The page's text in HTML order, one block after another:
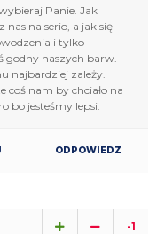
Panie. Jak
nas na serio, a jak się
i tylko
godny naszych barw.
najbardziej zależy.
coś nam by chciało na
bo jesteśmy lepsi.
ODPOWIEDZ
-1